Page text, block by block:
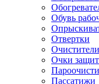
Обувь
Отвертки
Очки
Пассатижи